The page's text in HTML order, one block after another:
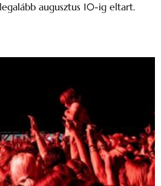
augusztus 10-ig eltart.